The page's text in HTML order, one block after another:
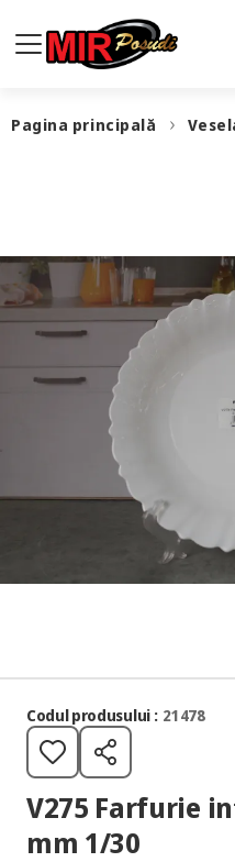
Pagina principală
Codul produsului : 21478
V275 Farfurie
mm 1/30